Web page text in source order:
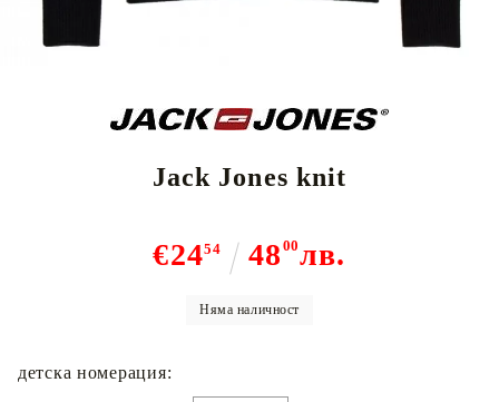
Jack Jones knit
€2454 48 00лв.
Няма наличност
детска номерация: